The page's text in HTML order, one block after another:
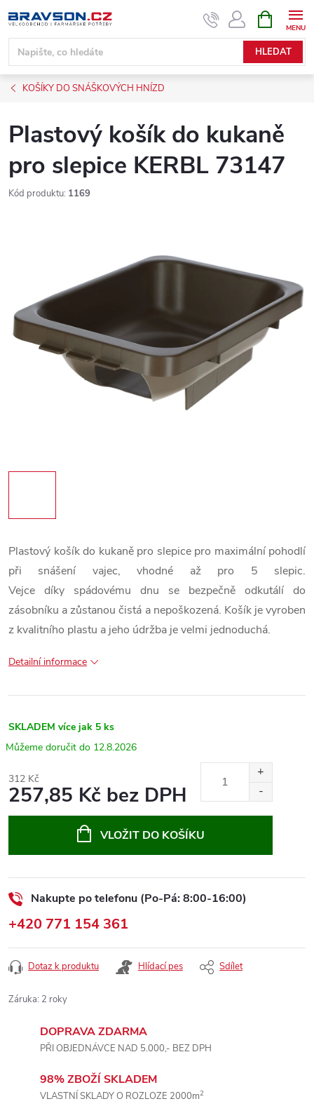
na
obsah
HLEDAT
NÁKUPNÍ
KOŠÍK
KOŠÍKY DO SNÁŠKOVÝCH HNÍZD
Plastový košík do kukaně
pro slepice KERBL 73147
Kód produktu: 1169
Plastový košík do kukaně pro slepice pro maximální pohodlí
při snášení vajec, vhodné až pro 5 slepic.
Vejce díky spádovému dnu se bezpečně odkutálí do
zásobníku a zůstanou čistá a nepoškozená. Košík je vyroben
z kvalitního plastu a jeho údržba je velmi jednoduchá.
Detailní informace
SKLADEM více jak 5 ks
12.8.2026
312 Kč
257,85 Kč bez DPH
VLOŽIT DO KOŠÍKU
Nakupte po telefonu (Po-Pá: 8:00-16:00)
+420 771 154 361
Dotaz k produktu Hlídací pes Sdílet
Záruka: 2 roky
DOPRAVA ZDARMA
PŘI OBJEDNÁVCE NAD 5.000,- BEZ DPH
98% ZBOŽÍ SKLADEM
VLASTNÍ SKLADY O ROZLOZE 2000m2